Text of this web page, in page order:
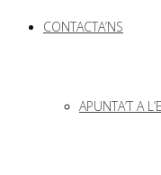
CONTACTA’NS
APUNTA’T A